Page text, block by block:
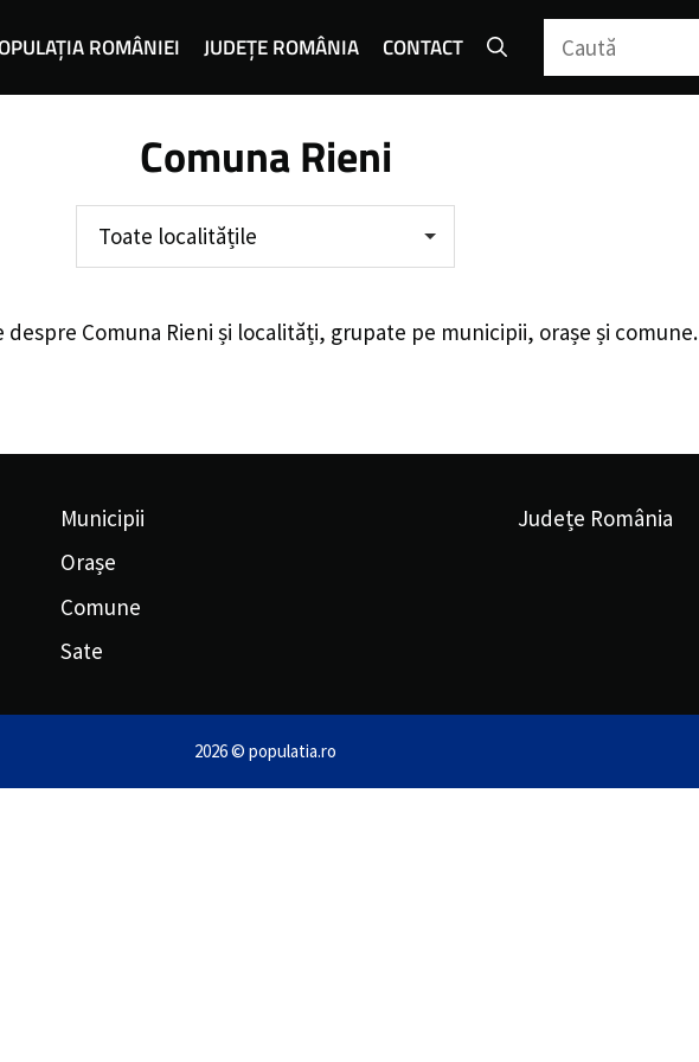
ROMÂNIEI JUDEȚE ROMÂNIA CONTACT Caută
Comuna Rieni
Toate localitățile
despre Comuna Rieni și localități, grupate pe municipii, orașe și comune.
Municipii
Orașe
Comune
Sate
Județe România
2026 © populatia.ro